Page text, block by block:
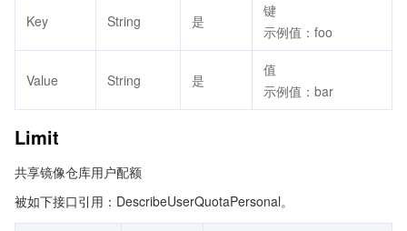
Key String 是
键
示例值：foo
Value String 是
值
示例值：bar
Limit
共享镜像仓库用户配额
被如下接口引用：DescribeUserQuotaPersonal。